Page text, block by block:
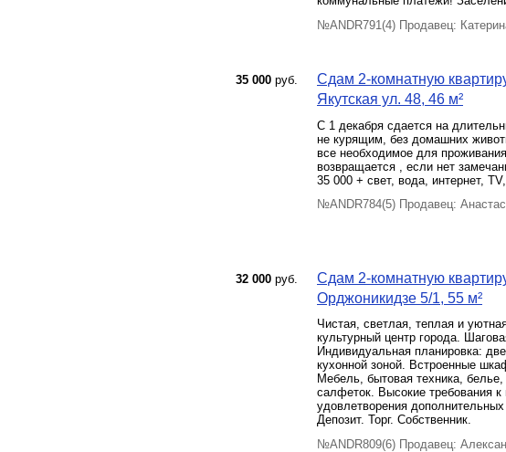
№ANDR791(4) Продавец:
35 000 руб.
Сдам 2-комнатную
Якутская ул. 48, 46 м²
C 1 декабpя cдаeтcя на
не курящим, без домашних
все необходимое для
возвращается , если нет
35 000 + свет, вода, интернет,
№ANDR784(5) Продавец:
32 000 руб.
Сдам 2-комнатную
Орджоникидзе 5/1, 55 м²
Чистая, светлая, теплая и
культурный центр города.
Индивидуальная планировка:
кухонной зоной. Встроенные
Мебель, бытовая техника,
салфеток. Высокие требования
удовлетворения
Депозит. Торг. Собственник.
№ANDR809(6) Продавец: